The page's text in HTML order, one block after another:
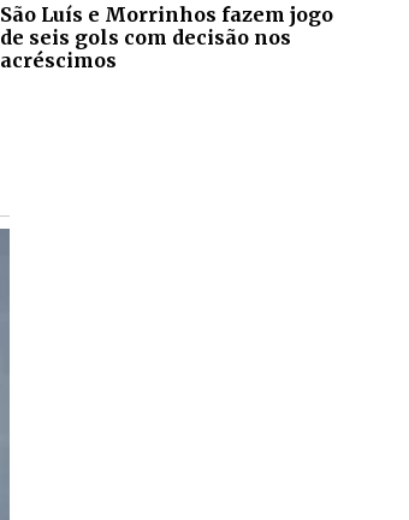
São Luís e Morrinhos fazem jogo
de seis gols com decisão nos
acréscimos